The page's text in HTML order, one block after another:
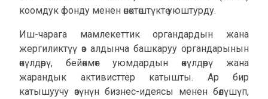
коомдук фонду менен өнөктөштүктө уюштурду.
Иш-чарага мамлекеттик органдардын жана
жергиликтүү өз алдынча башкаруу органдарынын
өкүлдөрү, бейөкмөт уюмдардын өкүлдөрү жана
жарандык активисттер катышты. Ар бир
катышуучу өзүнүн бизнес-идеясы менен бөлүшүп,